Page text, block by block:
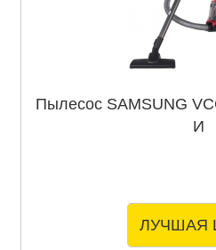
Пылесос SAMSUNG
И
ЛУЧШАЯ